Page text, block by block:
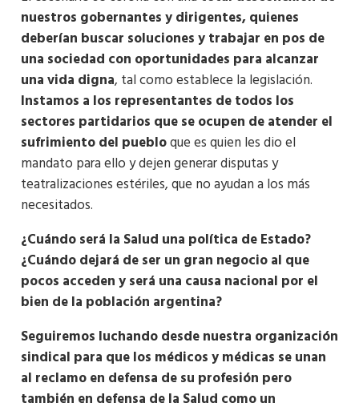
nuestros gobernantes y dirigentes, quienes
deberían buscar soluciones y trabajar en pos de
una sociedad con oportunidades para alcanzar
una vida digna, tal como establece la legislación.
Instamos a los representantes de todos los
sectores partidarios que se ocupen de atender el
sufrimiento del puebloque es quien les dio el
mandato para ello y dejen generar disputas y
teatralizaciones estériles, que no ayudan a los más
necesitados.
¿Cuándo será la Salud una política de Estado?
¿Cuándo dejará de ser un gran negocio al que
pocos acceden y será una causa nacional por el
bien de la población argentina?
Seguiremos luchando desde nuestra organización
sindical para que los médicos y médicas se unan
al reclamo en defensa de su profesión pero
también en defensa de la Salud como un